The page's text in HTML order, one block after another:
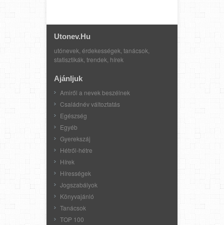
Utonev.hu
utónevek, érdekességek, tanácsok,
statisztikák, trendek, hírek
Ajánljuk
Amiről a nevek beszélnek
Családnév változtatás
Egészség
Egyéb
Gyerekszáj
Hétről-hétre
Hírek
Hírességek
Jogszabályok
Könyvajánló
Tanácsok
TOP 100